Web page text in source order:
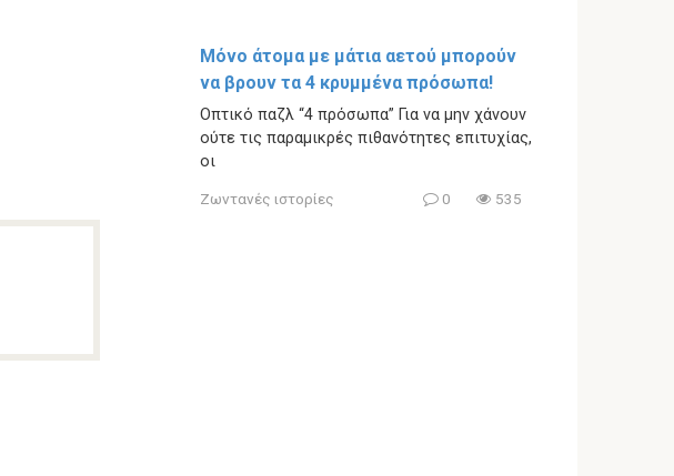
Μόνο άτομα με μάτια αετού μπορούν
να βρουν τα 4 κρυμμένα πρόσωπα!
Οπτικό παζλ “4 πρόσωπα” Για να μην χάνουν
ούτε τις παραμικρές πιθανότητες επιτυχίας,
οι
Ζωντανές ιστορίες 0 535